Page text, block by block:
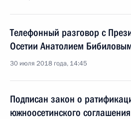
Телефонный разговор с
Осетии Анатолием
30 июля 2018 года, 14:45
Подписан закон о
южноосетинского